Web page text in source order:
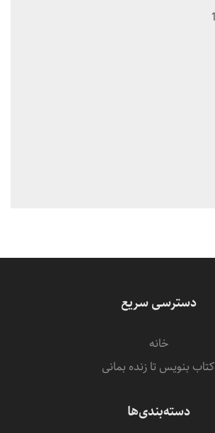
دسترسی سریع
خانه
کتاب بنویس تا زنده بمانی
دسته‌بندی‌ها